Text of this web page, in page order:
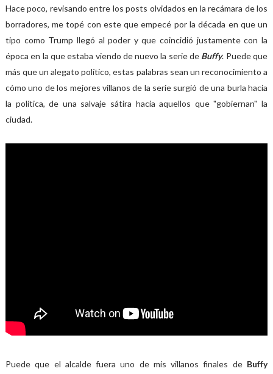
Hace poco, revisando entre los posts olvidados en la recámara de los
borradores, me topé con este que empecé por la década en que un
tipo como Trump llegó al poder y que coincidió justamente con la
época en la que estaba viendo de nuevo la serie de Buffy. Puede que
más que un alegato político, estas palabras sean un reconocimiento a
cómo uno de los mejores villanos de la serie surgió de una burla hacia
la política, de una salvaje sátira hacia aquellos que "gobiernan" la
ciudad.
Puede que el alcalde fuera uno de mis villanos finales deBuffy